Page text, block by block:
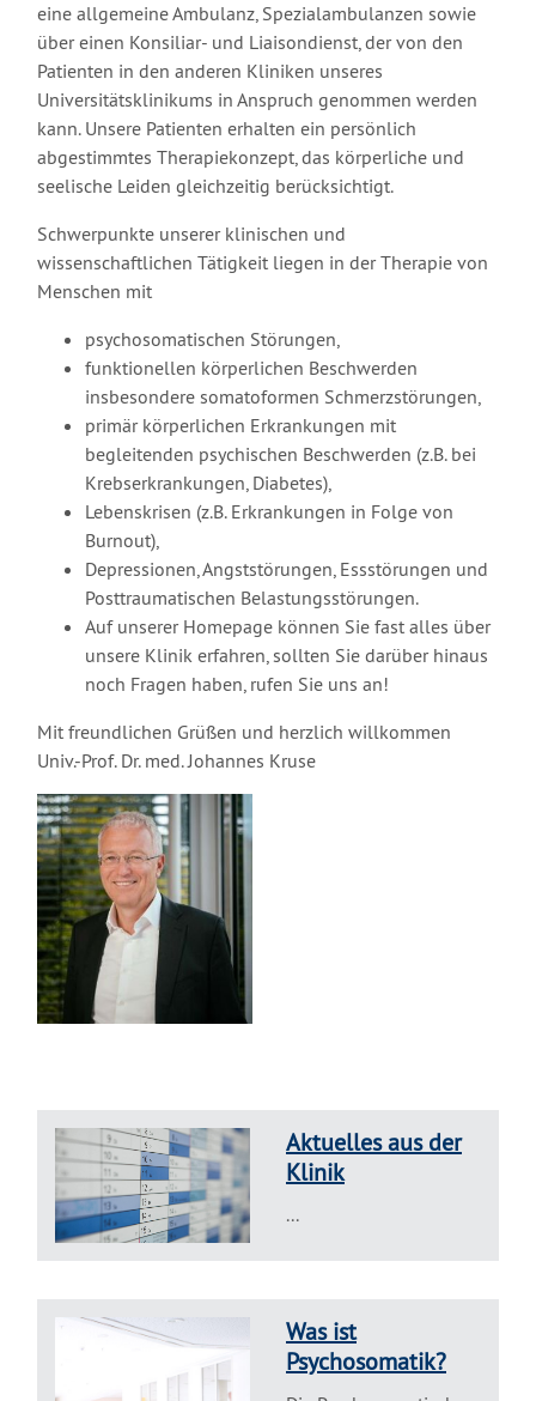
eine allgemeine Ambulanz, Spezialambulanzen sowie
über einen Konsiliar- und Liaisondienst, der von den
Patienten in den anderen Kliniken unseres
Universitätsklinikums in Anspruch genommen werden
kann. Unsere Patienten erhalten ein persönlich
abgestimmtes Therapiekonzept, das körperliche und
seelische Leiden gleichzeitig berücksichtigt.
Schwerpunkte unserer klinischen und
wissenschaftlichen Tätigkeit liegen in der Therapie von
Menschen mit
psychosomatischen Störungen,
funktionellen körperlichen Beschwerden
insbesondere somatoformen Schmerzstörungen,
primär körperlichen Erkrankungen mit
begleitenden psychischen Beschwerden (z.B. bei
Krebserkrankungen, Diabetes),
Lebenskrisen (z.B. Erkrankungen in Folge von
Burnout),
Depressionen, Angststörungen, Essstörungen und
Posttraumatischen Belastungsstörungen.
Auf unserer Homepage können Sie fast alles über
unsere Klinik erfahren, sollten Sie darüber hinaus
noch Fragen haben, rufen Sie uns an!
Mit freundlichen Grüßen und herzlich willkommen
Univ.-Prof. Dr. med. Johannes Kruse
Aktuelles aus der
Klinik
...
Was ist
Psychosomatik?